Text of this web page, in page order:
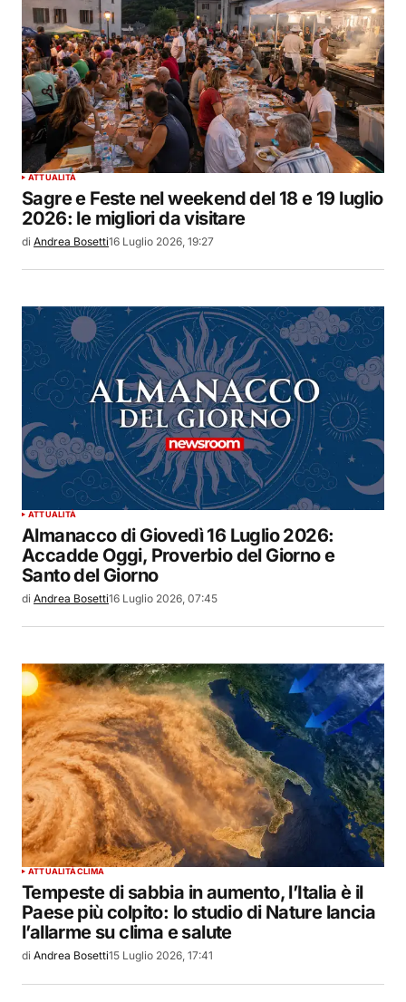
ATTUALITÀ
Sagre e Feste nel weekend del 18 e 19 luglio
2026: le migliori da visitare
di Andrea Bosetti16 Luglio 2026, 19:27
ATTUALITÀ
Almanacco di Giovedì 16 Luglio 2026:
Accadde Oggi, Proverbio del Giorno e
Santo del Giorno
di Andrea Bosetti16 Luglio 2026, 07:45
ATTUALITÀCLIMA
Tempeste di sabbia in aumento, l’Italia è il
Paese più colpito: lo studio di Nature lancia
l’allarme su clima e salute
di Andrea Bosetti15 Luglio 2026, 17:41